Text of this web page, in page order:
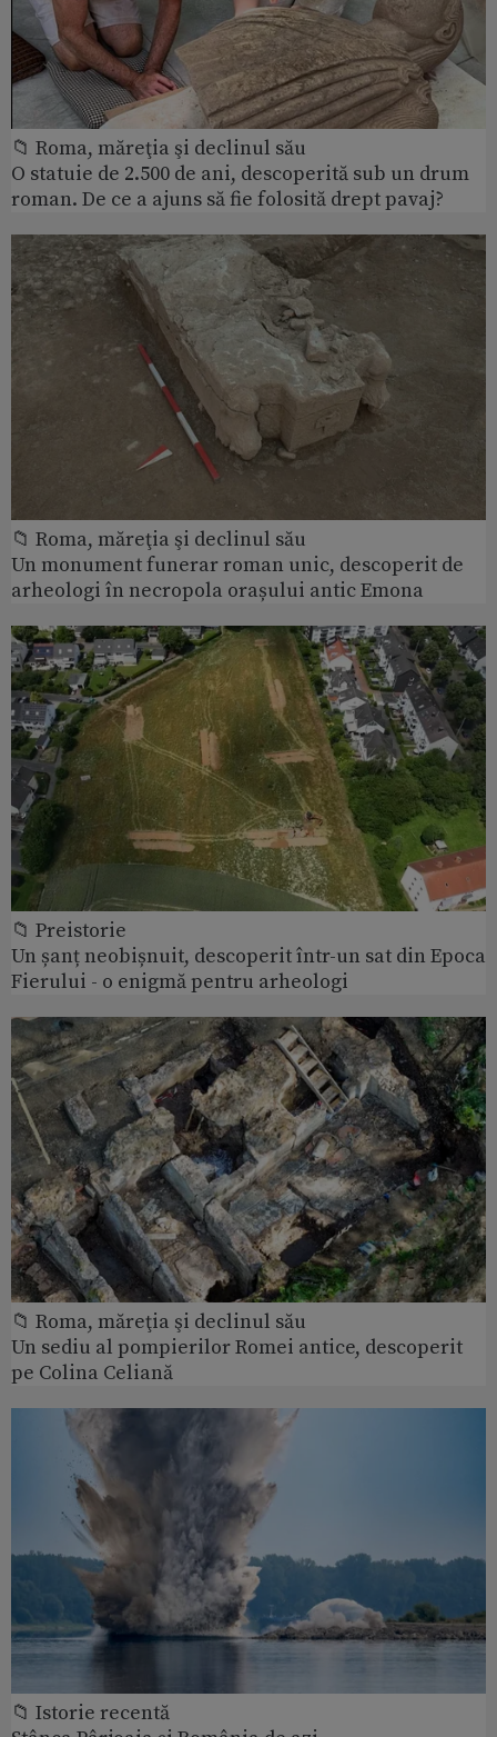
📁 Roma, măreţia şi declinul său
O statuie de 2.500 de ani, descoperită sub un drum
roman. De ce a ajuns să fie folosită drept pavaj?
📁 Roma, măreţia şi declinul său
Un monument funerar roman unic, descoperit de
arheologi în necropola orașului antic Emona
📁 Preistorie
Un șanț neobișnuit, descoperit într-un sat din Epoca
Fierului - o enigmă pentru arheologi
📁 Roma, măreţia şi declinul său
Un sediu al pompierilor Romei antice, descoperit
pe Colina Celiană
📁 Istorie recentă